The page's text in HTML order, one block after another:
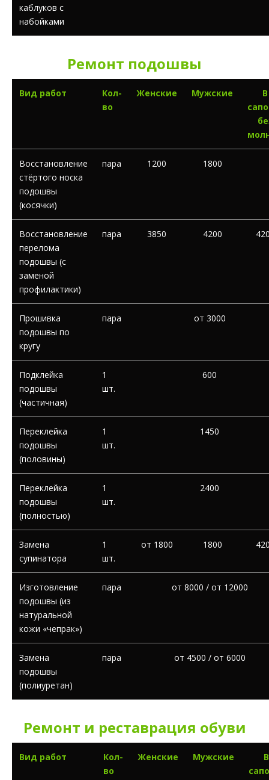
каблуков с
набойками
Ремонт подошвы
Вид работ
Кол-
во
Женские Мужские
В
Восстановление
стёртого носка
подошвы
(косячки)
пара 1200 1800
Восстановление
перелома
подошвы (с
заменой
профилактики)
пара 3850 4200
Прошивка
подошвы по
кругу
пара от 3000
Подклейка
подошвы
(частичная)
1
шт.
600
Переклейка
подошвы
(половины)
1
шт.
1450
Переклейка
подошвы
(полностью)
1
шт.
2400
Замена
супинатора
1
шт.
от 1800 1800
Изготовление
подошвы (из
натуральной
кожи «чепрак»)
пара от 8000 / от 12000
Замена
подошвы
(полиуретан)
пара от 4500 / от 6000
Ремонт и реставрация обуви
Вид работ
Кол-
во
Женские Мужские
В